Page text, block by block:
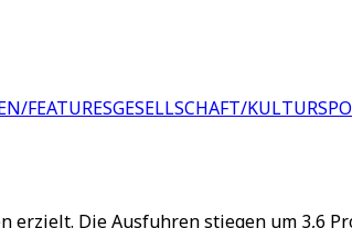
FEATURESGESELLSCHAFT/KULTUR
erzielt. Die Ausfuhren stiegen um 3,6